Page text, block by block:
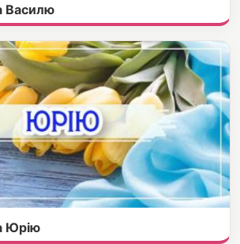
Василю
Юрію